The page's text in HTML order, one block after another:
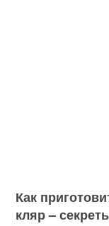
Как
кляр –